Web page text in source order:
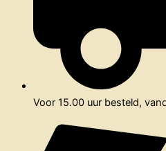
Voor 15.00 uur besteld,